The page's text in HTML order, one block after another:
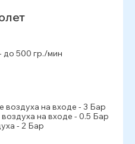
до 500 гр./мин
воздуха на входе - 3 Бар
на входе - 0.5 Бар
- 2 Бар